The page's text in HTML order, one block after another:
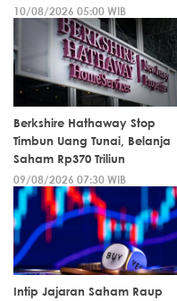
10/08/2026 05:00 WIB
Berkshire Hathaway Stop
Timbun Uang Tunai, Belanja
Saham Rp370 Triliun
09/08/2026 07:30 WIB
Intip Jajaran Saham Raup